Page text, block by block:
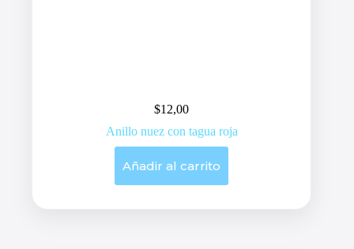
$12,00
Anillo nuez con tagua roja
Añadir al carrito